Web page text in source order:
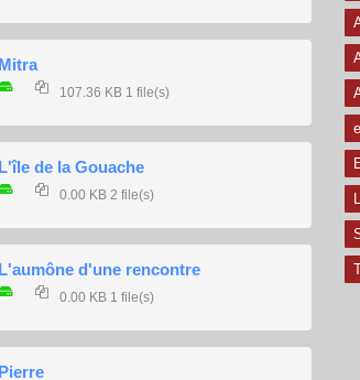
Mitra
107.36 KB 1 file(s)
L'île de la Gouache
0.00 KB 2 file(s)
L'aumône d'une rencontre
0.00 KB 1 file(s)
Pierre